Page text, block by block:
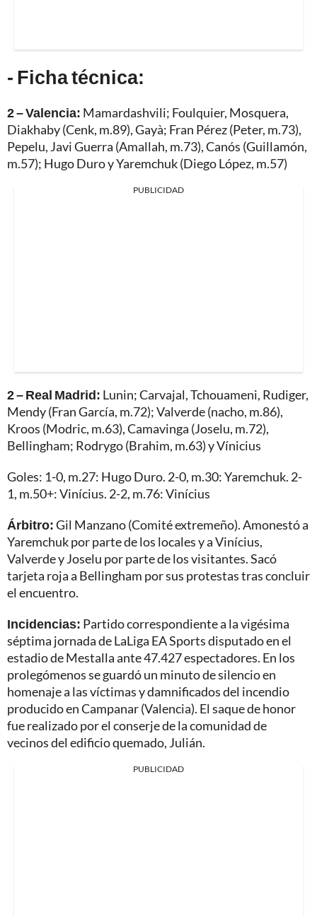
- Ficha técnica:
2 – Valencia: Mamardashvili; Foulquier, Mosquera,
Diakhaby (Cenk, m.89), Gayà; Fran Pérez (Peter, m.73),
Pepelu, Javi Guerra (Amallah, m.73), Canós (Guillamón,
m.57); Hugo Duro y Yaremchuk (Diego López, m.57)
PUBLICIDAD
2 – Real Madrid: Lunin; Carvajal, Tchouameni, Rudiger,
Mendy (Fran García, m.72); Valverde (nacho, m.86),
Kroos (Modric, m.63), Camavinga (Joselu, m.72),
Bellingham; Rodrygo (Brahim, m.63) y Vínicius
Goles: 1-0, m.27: Hugo Duro. 2-0, m.30: Yaremchuk. 2-
1, m.50+: Vinícius. 2-2, m.76: Vinícius
Árbitro:Gil Manzano (Comité extremeño). Amonestó a
Yaremchuk por parte de los locales y a Vinícius,
Valverde y Joselu por parte de los visitantes. Sacó
tarjeta roja a Bellingham por sus protestas tras concluir
el encuentro.
Incidencias: Partido correspondiente a la vigésima
séptima jornada de LaLiga EA Sports disputado en el
estadio de Mestalla ante 47.427 espectadores. En los
prolegómenos se guardó un minuto de silencio en
homenaje a las víctimas y damnificados del incendio
producido en Campanar (Valencia). El saque de honor
fue realizado por el conserje de la comunidad de
vecinos del edificio quemado, Julián.
PUBLICIDAD